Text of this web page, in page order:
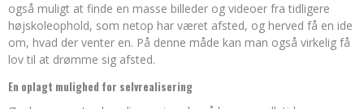
også muligt at finde en masse billeder og videoer fra tidligere
højskoleophold, som netop har været afsted, og herved få en ide
om, hvad der venter en. På denne måde kan man også virkelig få
lov til at drømme sig afsted.
En oplagt mulighed for selvrealisering